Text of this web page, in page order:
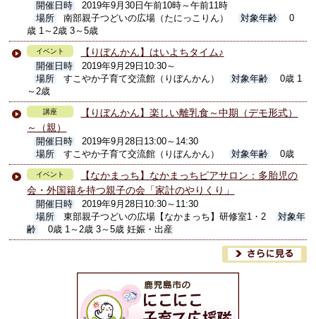
開催日時
2019年9月30日午前10時～午前11時
場所
南部親子つどいの広場（たにっこりん） 対象年齢
0
歳 1～2歳 3～5歳
イベント 【りぼんかん】はいよちタイム♪
開催日時
2019年9月29日10:30～
場所
すこやか子育て交流館（りぼんかん） 対象年齢
0歳 1
～2歳
講座
【りぼんかん】楽しい離乳食～中期（デモ形式）
～（親）
開催日時
2019年9月28日13:00～14:30
場所
すこやか子育て交流館（りぼんかん） 対象年齢 0歳
イベント
【なかまっち】なかまっちピアサロン：多胎児の
会・外国籍を持つ親子の会「家計のやりくり」
開催日時
2019年9月28日10:30～11:30
場所
東部親子つどいの広場【なかまっち】研修室1・2
対象年
齢
0歳 1～2歳 3～5歳 妊娠・出産